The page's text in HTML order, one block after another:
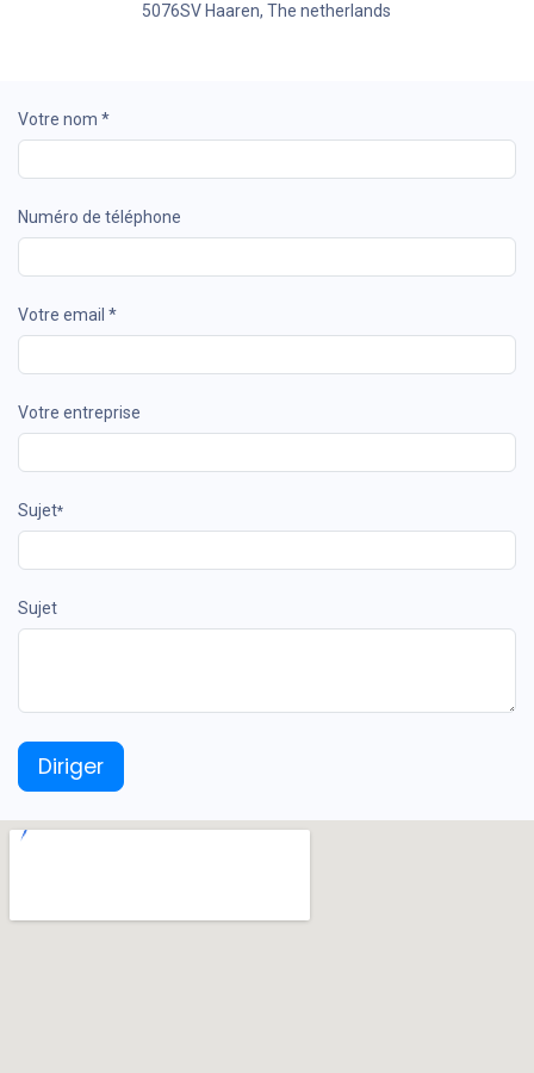
5076SV Haaren, The netherlands
Votre nom *
Numéro de téléphone
Votre email *
Votre entreprise
Sujet*
Sujet
Diriger